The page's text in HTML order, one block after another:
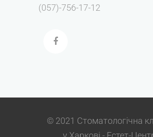
(057)-756-17-12
© 2021 Стоматологічна